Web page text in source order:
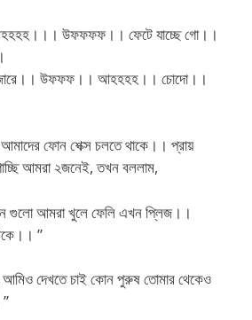
উফফফফ।। ফেটে যাচ্ছে গো।।
উফফফ।। আহহহহ।। চোদো।।
ফোন শেক্স চলতে থাকে।। প্রায়
আমরা ২জনেই, তখন বললাম,
গুলো আমরা খুলে ফেলি এখন প্লিজ।।
”
দেখতে চাই কোন পুরুষ তোমার থেকেও